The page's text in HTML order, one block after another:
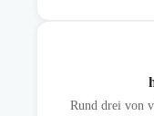
Rund drei von